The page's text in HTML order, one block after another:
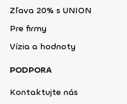
Zľava 20% s UNION
Pre firmy
Vízia a hodnoty
PODPORA
Kontaktujte nás